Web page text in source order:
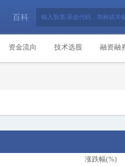
百科
资金流向 技术选股 融资融
涨跌幅(%)